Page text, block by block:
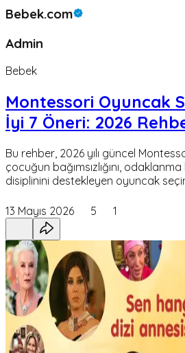
Bebek.com
Admin
Bebek
Montessori Oyuncak
İyi 7 Öneri: 2026
Bu rehber, 2026 yılı güncel
çocuğun bağımsızlığını,
disiplinini destekleyen oyuncak
13 Mayıs 2026 5 1